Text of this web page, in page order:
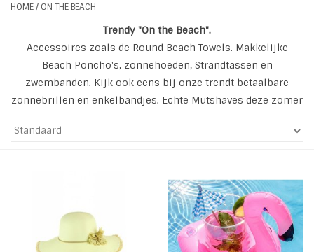
Tassen en meer
HOME/ ON THE BEACH
Trendy "On the Beach".
Accessoires zoals de Round Beach Towels. Makkelijke
Beach Poncho's, zonnehoeden, Strandtassen en
zwembanden. Kijk ook eens bij onze trendt betaalbare
zonnebrillen en enkelbandjes. Echte Mutshaves deze zomer